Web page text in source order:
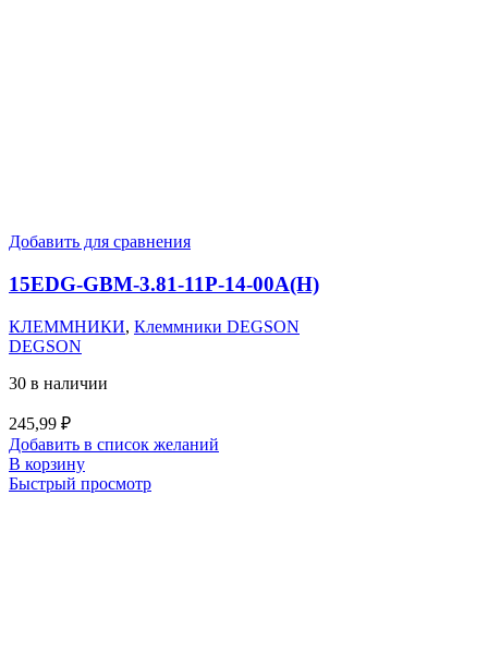
Добавить для сравнения
15EDG-GBM-3.81-11P-14-00A(H)
КЛЕММНИКИ, Клеммники DEGSON
DEGSON
30 в наличии
245,99 ₽
Добавить в список желаний
В корзину
Быстрый просмотр